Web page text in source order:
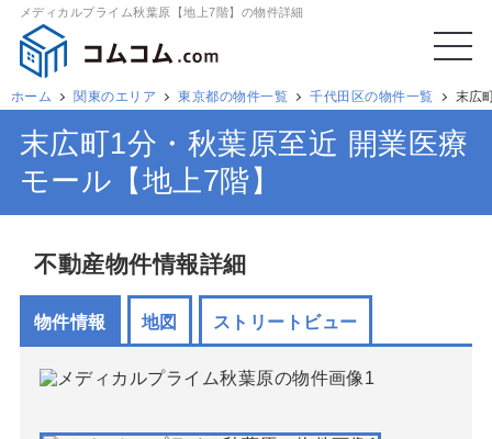
メディカルプライム秋葉原【地上7階】の物件詳細
ホーム 関東のエリア 東京都の物件一覧 千代田区の物件一覧 末広
末広町1分・秋葉原至近 開業医療
モール【地上7階】
不動産物件情報詳細
物件情報 地図 ストリートビュー